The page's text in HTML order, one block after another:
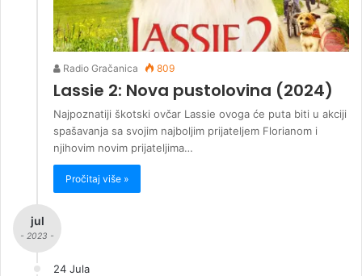
Radio Gračanica 809
Lassie 2: Nova pustolovina (2024)
Najpoznatiji škotski ovčar Lassie ovoga će puta biti u akciji
spašavanja sa svojim najboljim prijateljem Florianom i
njihovim novim prijateljima…
Pročitaj više »
jul
- 2023 -
24 Jula